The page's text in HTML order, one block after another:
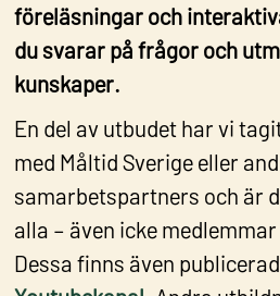
föreläsningar och
du svarar på frågor och
kunskaper.
En del av utbudet har vi
med Måltid Sverige eller
samarbetspartners och är
alla – även icke
Dessa finns även